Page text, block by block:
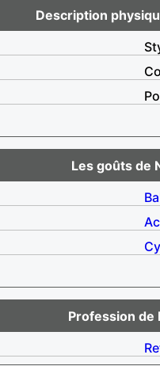
Description
Les goûts de
Profession de